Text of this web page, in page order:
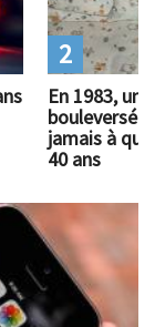
En 1983, un
bouleversé
jamais à
40 ans
2